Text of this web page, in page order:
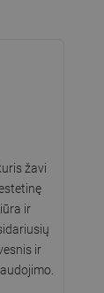
žavi
ir
ir